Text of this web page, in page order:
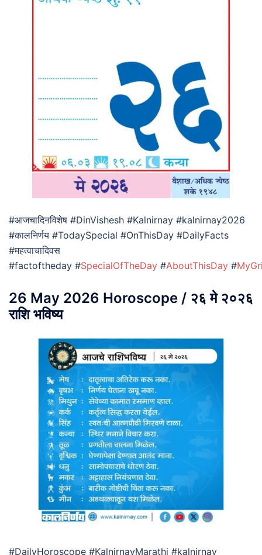
#आजचादिनविशेष #DinVishesh #Kalnirnay #kalnirnay2026
#कालनिर्णय #TodaySpecial #OnThisDay #DailyFacts
#महत्वाचादिवस
#factoftheday #SpecialOfTheDay #AboutThisDay #
26 May 2026 Horoscope / २६ मे २०२६
राशि भविष्य
#DailyHoroscope #KalnirnayMarathi #kalnirnay